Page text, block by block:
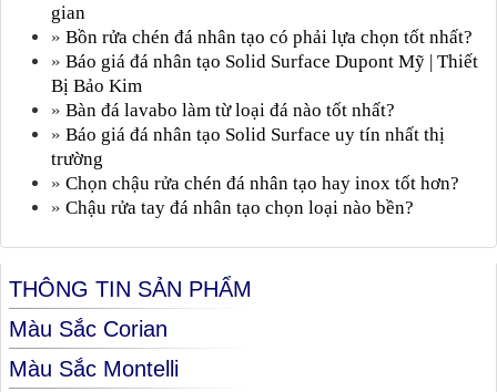
gian
» Bồn rửa chén đá nhân tạo có phải lựa chọn tốt nhất?
» Báo giá đá nhân tạo Solid Surface Dupont Mỹ | Thiết
Bị Bảo Kim
» Bàn đá lavabo làm từ loại đá nào tốt nhất?
» Báo giá đá nhân tạo Solid Surface uy tín nhất thị
trường
» Chọn chậu rửa chén đá nhân tạo hay inox tốt hơn?
» Chậu rửa tay đá nhân tạo chọn loại nào bền?
THÔNG TIN SẢN PHẨM
Màu Sắc Corian
Màu Sắc Montelli